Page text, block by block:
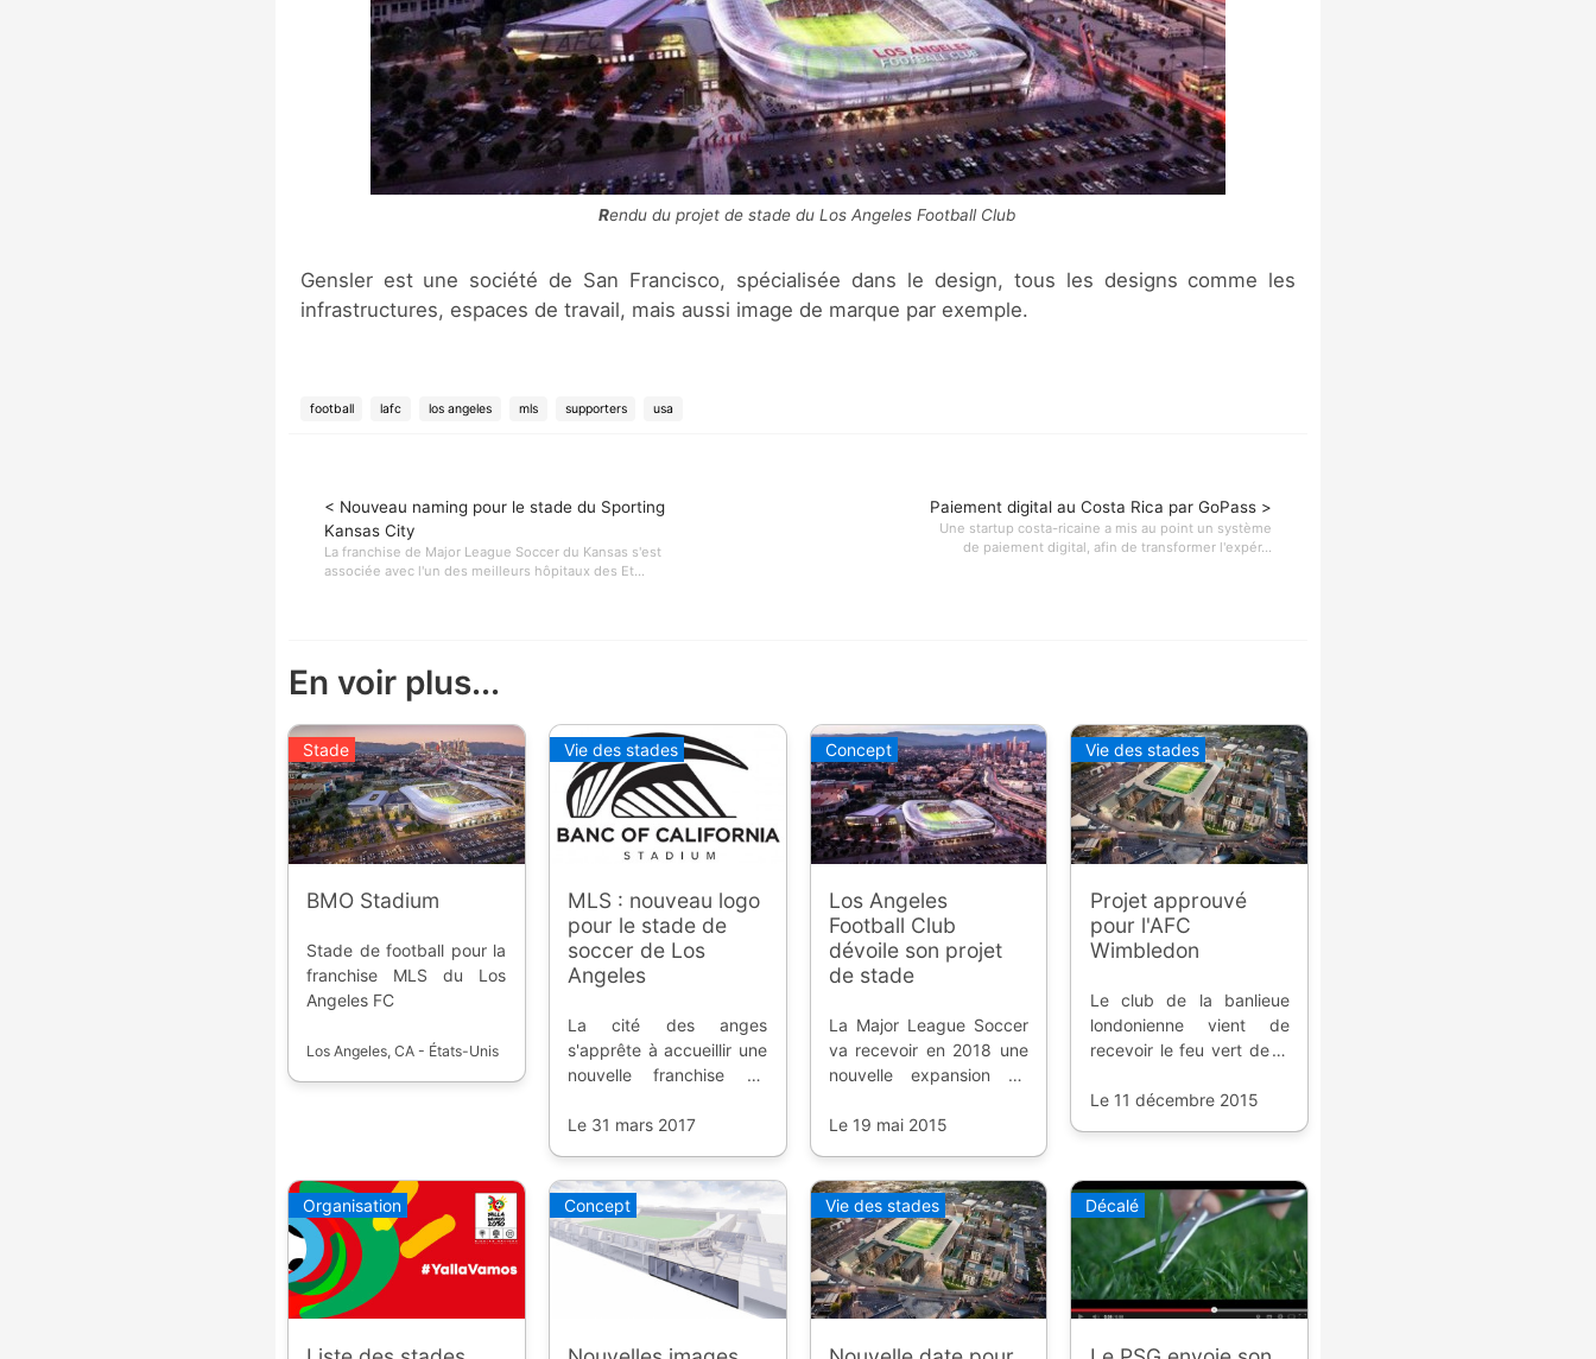
Rendu du projet de stade du Los Angeles Football Club
Gensler est une société de San Francisco, spécialisée dans le design, tous les designs comme les
infrastructures, espaces de travail, mais aussi image de marque par exemple.
football lafc los angeles mls supporters usa
< Nouveau naming pour le stade du Sporting
Kansas City
La franchise de Major League Soccer du Kansas s'est
associée avec l'un des meilleurs hôpitaux des Et...
Paiement digital au Costa Rica par GoPass >
Une startup costa-ricaine a mis au point un système
de paiement digital, afin de transformer l'expér...
En voir plus...
Stade
BMO Stadium
Stade de football pour la
franchise MLS du Los
Angeles FC
Los Angeles, CA - États-Unis
Vie des stades
MLS : nouveau logo
pour le stade de
soccer de Los
Angeles
La cité des anges
s'apprête à accueillir une
nouvelle franchise de
Football Club dans une
Le 31 mars 2017
Concept
Los Angeles
Football Club
dévoile son projet
de stade
La Major League Soccer
va recevoir en 2018 une
nouvelle expansion du
anges, et avec elle, une
Le 19 mai 2015
Vie des stades
Projet approuvé
pour l'AFC
Wimbledon
Le club de la banlieue
londonienne vient de
recevoir le feu vert de la
construction de sa
Le 11 décembre 2015
Organisation Concept Vie des stades Décalé